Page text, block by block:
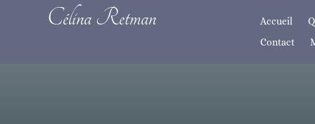
Célina Retman Accueil
Contact
Panneau de gestion des cookies